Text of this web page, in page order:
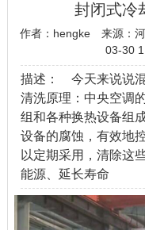
封闭式冷
作者：hengke 来源：
03-30
描述： 今天来说说混
清洗原理：中央空调
组和各种换热设备组
设备的腐蚀，有效地
以定期采用，清除这
能源、延长寿命